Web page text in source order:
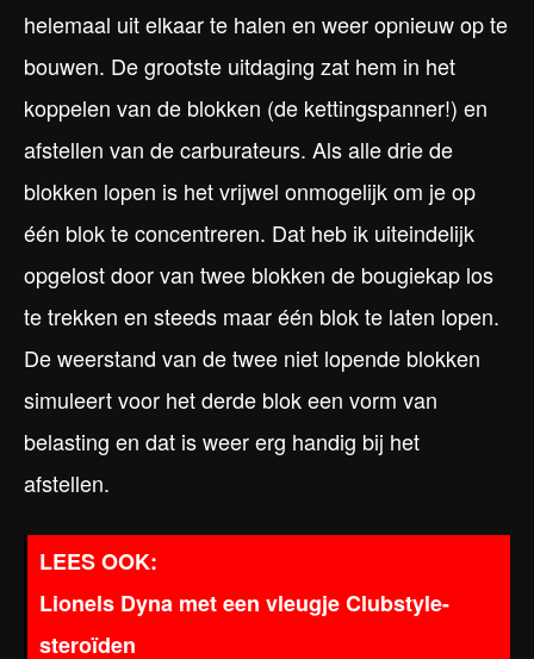
helemaal uit elkaar te halen en weer opnieuw op te
bouwen. De grootste uitdaging zat hem in het
koppelen van de blokken (de kettingspanner!) en
afstellen van de carburateurs. Als alle drie de
blokken lopen is het vrijwel onmogelijk om je op
één blok te concentreren. Dat heb ik uiteindelijk
opgelost door van twee blokken de bougiekap los
te trekken en steeds maar één blok te laten lopen.
De weerstand van de twee niet lopende blokken
simuleert voor het derde blok een vorm van
belasting en dat is weer erg handig bij het
afstellen.
Lionels Dyna met een vleugje Clubstyle-
steroïden